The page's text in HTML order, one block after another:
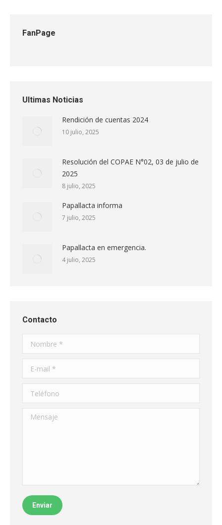
FanPage
Ultimas Noticias
Rendición de cuentas 2024
10 julio, 2025
Resolución del COPAE N°02, 03 de julio de
2025
8 julio, 2025
Papallacta informa
7 julio, 2025
Papallacta en emergencia.
4 julio, 2025
Contacto
Nombre *
E-mail *
Teléfono
Mensaje
Enviar